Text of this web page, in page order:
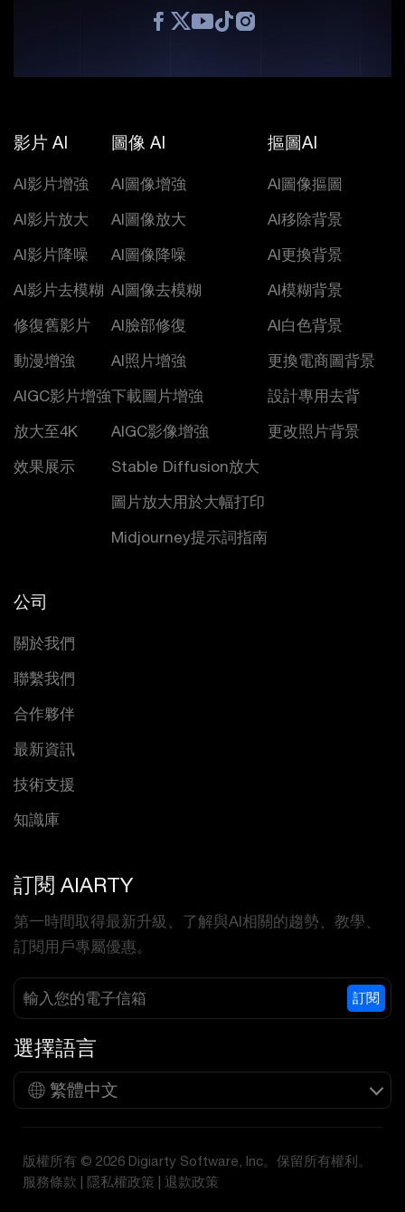
影片 AI
AI影片增強
AI影片放大
AI影片降噪
AI影片去模糊
修復舊影片
動漫增強
AIGC影片增強
放大至4K
效果展示
圖像 AI
AI圖像增強
AI圖像放大
AI圖像降噪
AI圖像去模糊
AI臉部修復
AI照片增強
下載圖片增強
AIGC影像增強
Stable Diffusion放大
圖片放大用於大幅打印
Midjourney提示詞指南
摳圖AI
AI圖像摳圖
AI移除背景
AI更換背景
AI模糊背景
AI白色背景
更換電商圖背景
設計專用去背
更改照片背景
公司
關於我們
聯繫我們
合作夥伴
最新資訊
技術支援
知識庫
訂閱 AIARTY
第一時間取得最新升級、了解與AI相關的趨勢、教學、
訂閱用戶專屬優惠。
訂閱
選擇語言
繁體中文
版權所有 © 2026 Digiarty Software, Inc。保留所有權利。
服務條款
隱私權政策 退款政策